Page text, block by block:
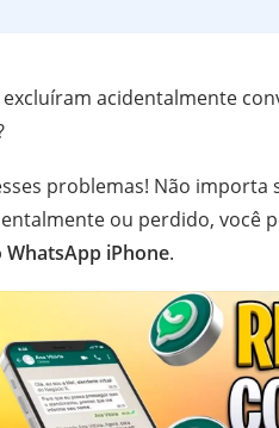
acidentalmente
problemas! Não
ou perdido, você
WhatsApp iPhone.